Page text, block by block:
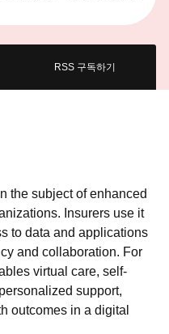
RSS 구독하기
the subject of enhanced
Insurers use it
to data and applications
and collaboration. For
virtual care, self-
support,
outcomes in a digital